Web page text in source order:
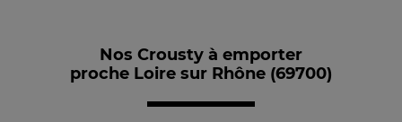
Nos Crousty à emporter
proche Loire sur Rhône (69700)